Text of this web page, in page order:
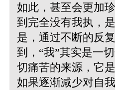
如此，甚至会更加
到完全没有我执，
是，通过不断的反
到，“我”其实是一
切痛苦的来源，它
如果逐渐减少对自